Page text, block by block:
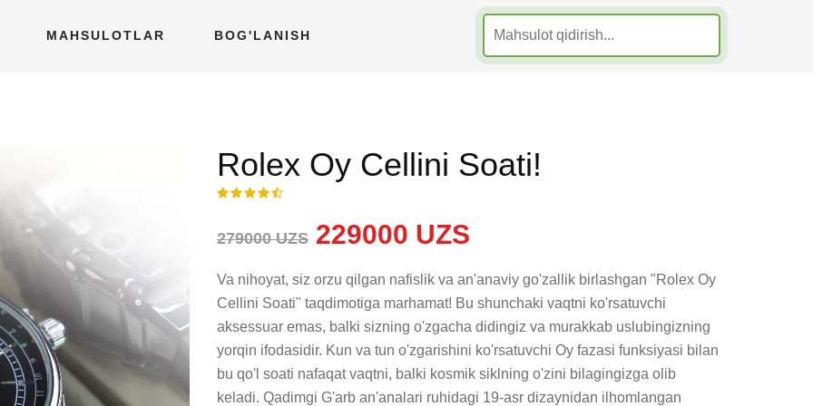
MAHSULOTLAR BOG'LANISH
Rolex Oy Cellini Soati!
279000 UZS 229000 UZS
Va nihoyat, siz orzu qilgan nafislik va an'anaviy go'zallik birlashgan "Rolex Oy
Cellini Soati" taqdimotiga marhamat! Bu shunchaki vaqtni ko'rsatuvchi
aksessuar emas, balki sizning o'zgacha didingiz va murakkab uslubingizning
yorqin ifodasidir. Kun va tun o'zgarishini ko'rsatuvchi Oy fazasi funksiyasi bilan
bu qo'l soati nafaqat vaqtni, balki kosmik siklning o'zini bilagingizga olib
keladi. Qadimgi G'arb an'analari ruhidagi 19-asr dizaynidan ilhomlangan